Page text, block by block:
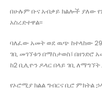
በሁሉም ቡና አብቃይ ክልሎች ያለው
አስረድተዋል፡፡
ባለፈው አመት ወደ ዉጭ ከተላከው
ገቢ መገኘቱን በማስታወስ፤ በዘንድሮ
ከ2 ቢሊዮን ዶላር በላይ ገቢ
የኦሮሚያ ክልል ግብርና ቢሮ ምክትል